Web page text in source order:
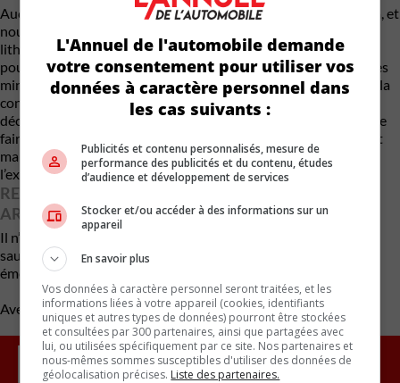
Aucune partie de l’industrie des batteries ne peut soutenir cela, et
nous ne sommes pas sûrs que la Terre le puisse non plus. Le
lithium est en train de gagner son surnom d’or blanc », sa quête
poussant à des développements qui pourraient devenir pour les
minéraux ce que le fractionnement est au pétrole, provoquant la
controverse parmi les groupes climatiques et conduisant à des
déclarations comme « Beaucoup d’entre nous comprennent que
faire exploser une montagne pour l’exploitation du charbon est
mauvais ; je pense que faire exploser une montagne pour
l’exploitation du lithium est tout aussi mauvais. »
REPENSER LES OBJECTIFS ET LA MANIÈRE D’Y
ARRIVER
Il n’est pas nécessaire de détruire la planète pour tenter de la
sauver. Il faudra revoir les objectifs selon de PDG de Rivian et
émettre des échéanciers plus réalistes.
Avec des renseignements d’Autoblog
L'Annuel de l'automobile demande
votre consentement pour utiliser vos
données à caractère personnel dans
les cas suivants :
Publicités et contenu personnalisés, mesure de
performance des publicités et du contenu, études
d’audience et développement de services
Stocker et/ou accéder à des informations sur un
appareil
En savoir plus
Vos données à caractère personnel seront traitées, et les
informations liées à votre appareil (cookies, identifiants
uniques et autres types de données) pourront être stockées
et consultées par 300 partenaires, ainsi que partagées avec
lui, ou utilisées spécifiquement par ce site. Nos partenaires et
nous-mêmes sommes susceptibles d'utiliser des données de
géolocalisation précises. Liste des partenaires.